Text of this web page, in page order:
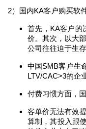
2）国内KA客户购买软
首先， KA客户的
价。其次，以大
公司往往迫于生
中国SMB客户生
LTV/CAC>3的企
付费习惯方面，
客单价无法有效
算制，其投入跟